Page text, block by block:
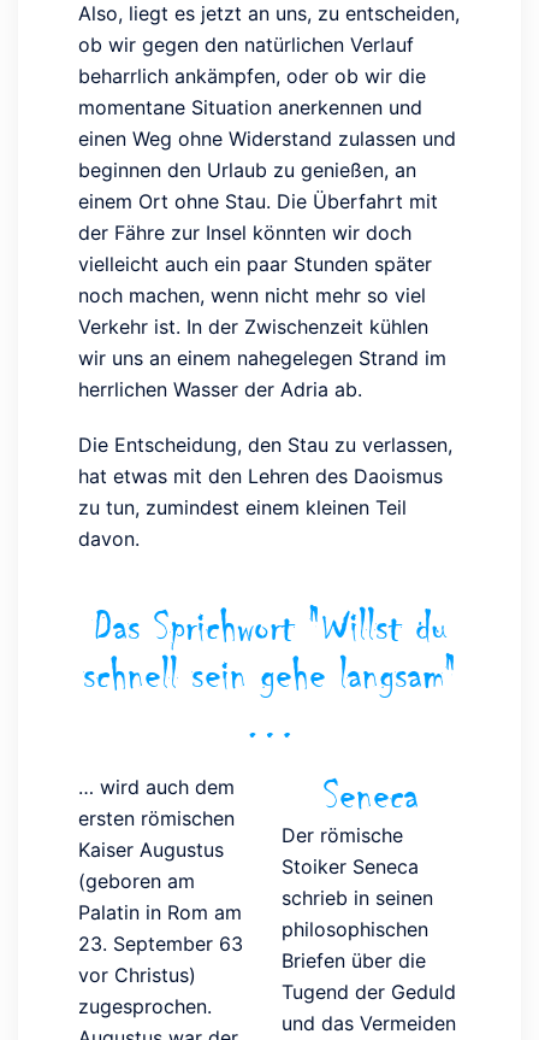
Also, liegt es jetzt an uns, zu entscheiden,
ob wir gegen den natürlichen Verlauf
beharrlich ankämpfen, oder ob wir die
momentane Situation anerkennen und
einen Weg ohne Widerstand zulassen und
beginnen den Urlaub zu genießen, an
einem Ort ohne Stau. Die Überfahrt mit
der Fähre zur Insel könnten wir doch
vielleicht auch ein paar Stunden später
noch machen, wenn nicht mehr so viel
Verkehr ist. In der Zwischenzeit kühlen
wir uns an einem nahegelegen Strand im
herrlichen Wasser der Adria ab.
Die Entscheidung, den Stau zu verlassen,
hat etwas mit den Lehren des Daoismus
zu tun, zumindest einem kleinen Teil
davon.
Das Sprichwort "Willst du
schnell sein gehe langsam"
…
… wird auch dem
ersten römischen
Kaiser Augustus
(geboren am
Palatin in Rom am
23. September 63
vor Christus)
zugesprochen.
Seneca
Der römische
Stoiker Seneca
schrieb in seinen
philosophischen
Briefen über die
Tugend der Geduld
und das Vermeiden